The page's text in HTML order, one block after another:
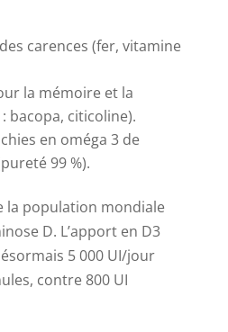
carences (fer, vitamine
la mémoire et la
bacopa, citicoline).
en oméga 3 de
99 %).
la population mondiale
D. L’apport en D3
5 000 UI/jour
contre 800 UI